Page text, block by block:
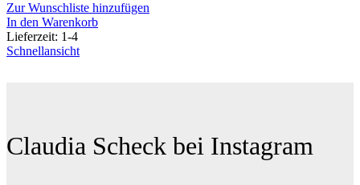
Zur Wunschliste hinzufügen
In den Warenkorb
Lieferzeit: 1-4
Schnellansicht
Claudia Scheck bei Instagram